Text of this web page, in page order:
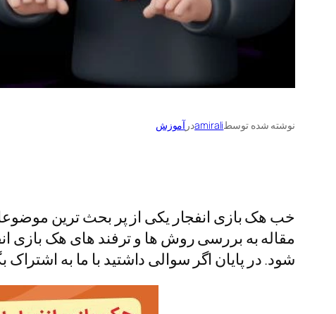
نوشته شده توسطamiraliدرآموزش
خب هک بازی انفجار یکی از پر بحث ترین
مقاله به بررسی روش ها و ترفند های هک بازی
شود. در پایان اگر سوالی داشتید با ما به اشتراک